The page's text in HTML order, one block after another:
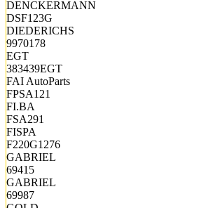
DENCKERMANN
DSF123G
DIEDERICHS
9970178
EGT
383439EGT
FAI AutoParts
FPSA121
FI.BA
FSA291
FISPA
F220G1276
GABRIEL
69415
GABRIEL
69987